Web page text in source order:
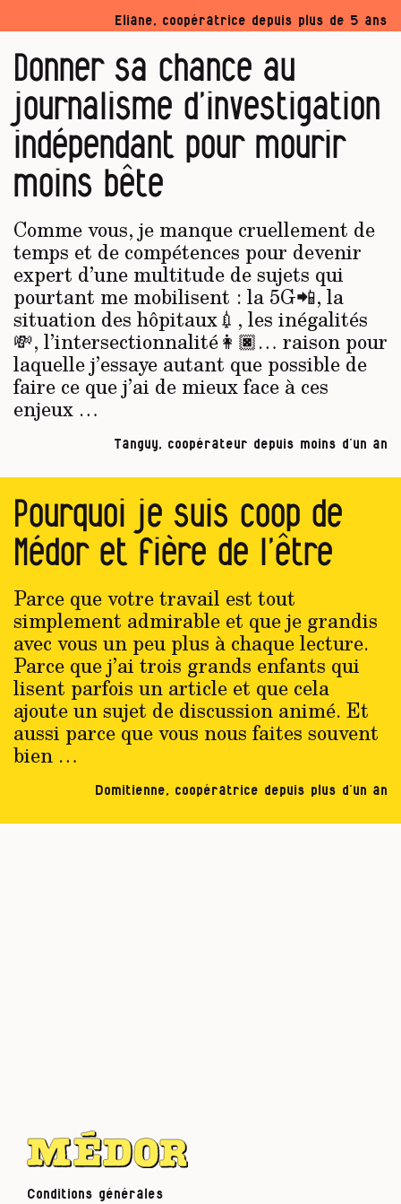
Eliane, coopératrice depuis plus de 5 ans
Donner sa chance au
journalisme d’investigation
indépendant pour mourir
moins bête
Comme vous, je manque cruellement de
temps et de compétences pour devenir
expert d’une multitude de sujets qui
pourtant me mobilisent : la 5G📲, la
situation des hôpitaux💉, les inégalités
💸, l’intersectionnalité👩🏿… raison pour
laquelle j’essaye autant que possible de
faire ce que j’ai de mieux face à ces
enjeux …
Tanguy, coopérateur depuis moins d’un an
Pourquoi je suis coop de
Médor et fière de l’être
Parce que votre travail est tout
simplement admirable et que je grandis
avec vous un peu plus à chaque lecture.
Parce que j’ai trois grands enfants qui
lisent parfois un article et que cela
ajoute un sujet de discussion animé. Et
aussi parce que vous nous faites souvent
bien …
Domitienne, coopératrice depuis plus d’un an
Conditions générales